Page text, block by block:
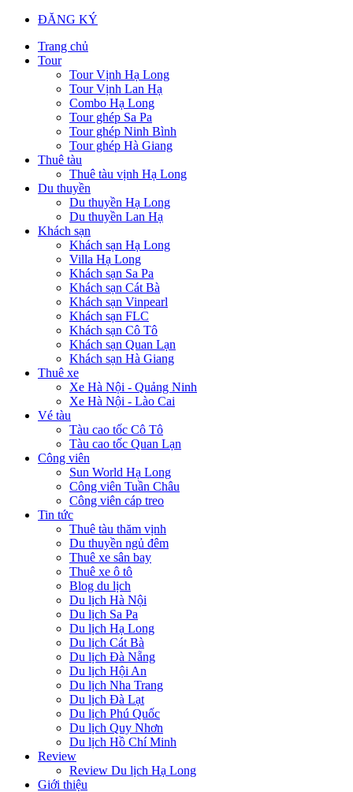
ĐĂNG KÝ
Trang chủ
Tour
Tour Vịnh Hạ Long
Tour Vịnh Lan Hạ
Combo Hạ Long
Tour ghép Sa Pa
Tour ghép Ninh Bình
Tour ghép Hà Giang
Thuê tàu
Thuê tàu vịnh Hạ Long
Du thuyền
Du thuyền Hạ Long
Du thuyền Lan Hạ
Khách sạn
Khách sạn Hạ Long
Villa Hạ Long
Khách sạn Sa Pa
Khách sạn Cát Bà
Khách sạn Vinpearl
Khách sạn FLC
Khách sạn Cô Tô
Khách sạn Quan Lạn
Khách sạn Hà Giang
Thuê xe
Xe Hà Nội - Quảng Ninh
Xe Hà Nội - Lào Cai
Vé tàu
Tàu cao tốc Cô Tô
Tàu cao tốc Quan Lạn
Công viên
Sun World Hạ Long
Công viên Tuần Châu
Công viên cáp treo
Tin tức
Thuê tàu thăm vịnh
Du thuyền ngủ đêm
Thuê xe sân bay
Thuê xe ô tô
Blog du lịch
Du lịch Hà Nội
Du lịch Sa Pa
Du lịch Hạ Long
Du lịch Cát Bà
Du lịch Đà Nẵng
Du lịch Hội An
Du lịch Nha Trang
Du lịch Đà Lạt
Du lịch Phú Quốc
Du lịch Quy Nhơn
Du lịch Hồ Chí Minh
Review
Review Du lịch Hạ Long
Giới thiệu